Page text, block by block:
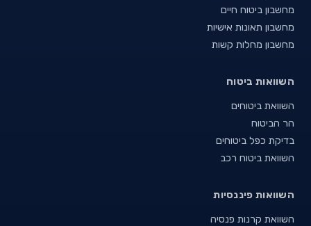
מחשבון ביטוח חיים
מחשבון תאונות אישיות
מחשבון מחלות קשות
השוואות ביטוח
השוואת ביטוחים
הר הביטוח
בדיקת כפל ביטוחים
השוואת ביטוח רכב
השוואות פיננסיות
השוואת קרנות פנסיה